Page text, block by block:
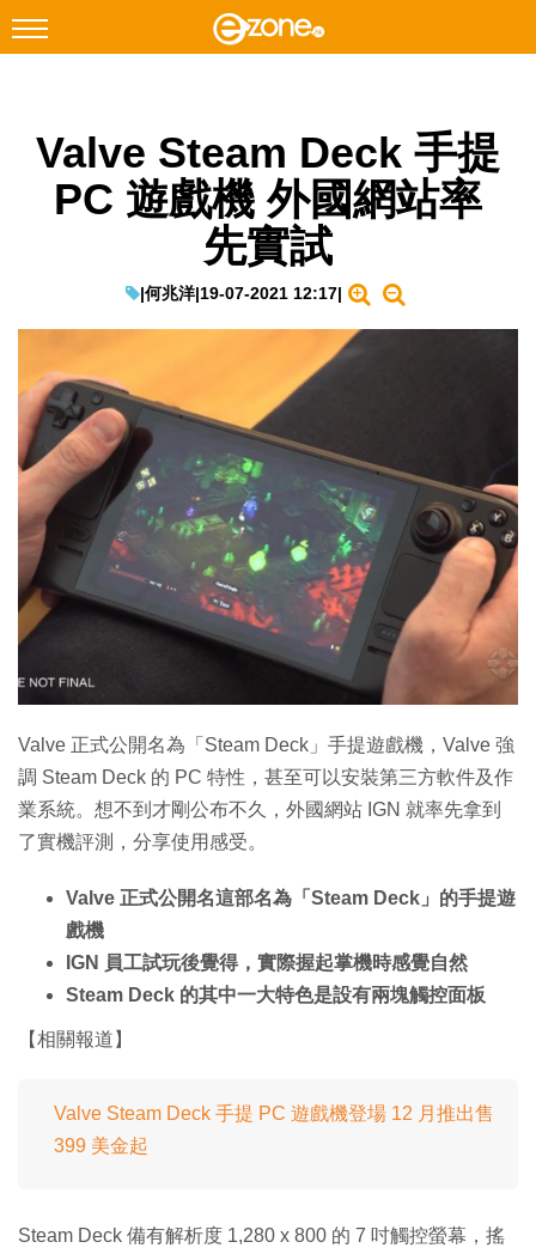
Facebook Instagram
科技焦點
教學評測
EduTech
IT Times
生成式AI與雲端應用
Enterprise Digital Transformation
特集
Valve Steam Deck 手提
PC 遊戲機 外國網站率
先實試
|何兆洋|19-07-2021 12:17|
Valve 正式公開名為「Steam Deck」手提遊戲機，Valve 強
調 Steam Deck 的 PC 特性，甚至可以安裝第三方軟件及作
業系統。想不到才剛公布不久，外國網站 IGN 就率先拿到
了實機評測，分享使用感受。
Valve 正式公開名這部名為「Steam Deck」的手提遊
戲機
IGN 員工試玩後覺得，實際握起掌機時感覺自然
Steam Deck 的其中一大特色是設有兩塊觸控面板
【相關報道】
Valve Steam Deck 手提 PC 遊戲機登場 12 月推出售
399 美金起
Steam Deck 備有解析度 1,280 x 800 的 7 吋觸控螢幕，搖